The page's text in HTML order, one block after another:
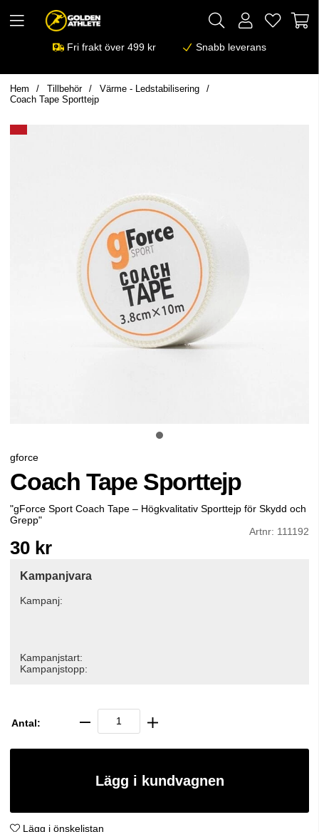
Fri frakt över 499 kr Snabb leverans
Hem Tillbehör
Värme - Ledstabilisering
Coach Tape Sporttejp
gforce
Coach Tape Sporttejp
"gForce Sport Coach Tape – Högkvalitativ Sporttejp för Skydd och
Grepp"
Artnr: 111192
30 kr
Kampanjvara
Kampanj:
Kampanjstart:
Kampanjstopp:
Antal:
Lägg i kundvagnen
Lägg i önskelistan